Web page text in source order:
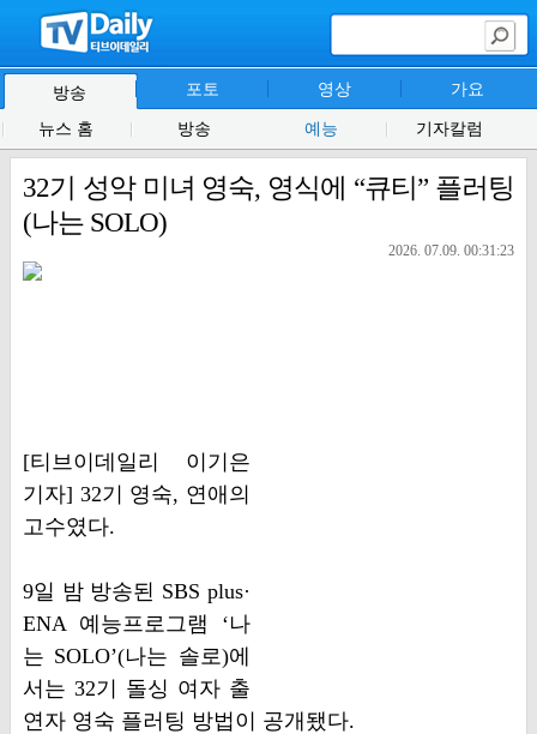
방송 포토 영상 가요
뉴스 홈 방송 예능 기자칼럼
32기 성악 미녀 영숙, 영식에 “큐티” 플러팅
(나는 SOLO)
2026. 07.09. 00:31:23
[티브이데일리 이기은
기자] 32기 영숙, 연애의
고수였다.
9일 밤 방송된 SBS plus·
ENA 예능프로그램 ‘나
는 SOLO’(나는 솔로)에
서는 32기 돌싱 여자 출
연자 영숙 플러팅 방법이 공개됐다.